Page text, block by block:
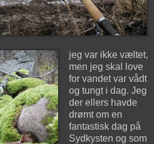
jeg var ikke væltet,
men jeg skal love
for vandet var vådt
og tungt i dag. Jeg
der ellers havde
drømt om en
fantastisk dag på
Sydkysten og som